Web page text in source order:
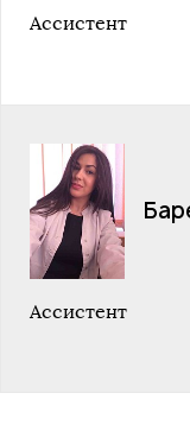
Ассистент
Ассистент